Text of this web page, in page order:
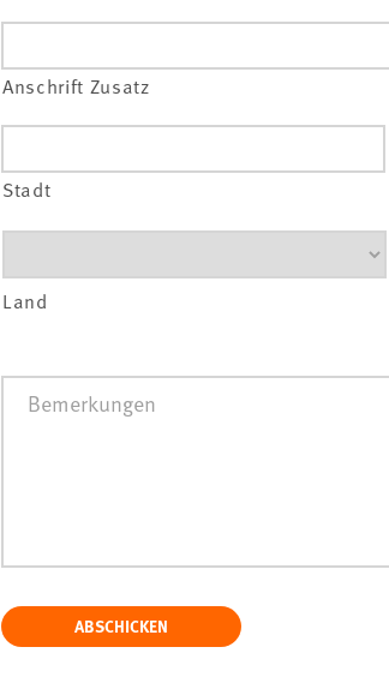
Anschrift Zusatz
Stadt
Land
Bemerkungen
ABSCHICKEN